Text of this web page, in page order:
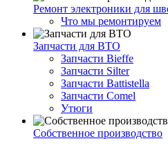
Ремонт электроники для
Что мы ремонтируем
Запчасти для ВТО
Запчасти Bieffe
Запчасти Silter
Запчасти Battistella
Запчасти Comel
Утюги
Собственное производство